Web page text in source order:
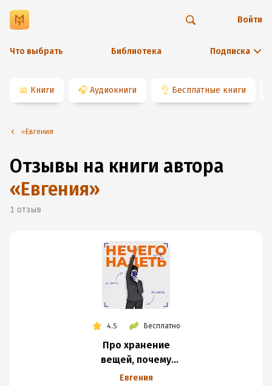
Что выбрать Библиотека Подписка
Войти
📖 Книги 🎧 Аудиокниги 👌 Бесплатные книги
⭐️Евгения
Отзывы на книги автора
«Евгения»
1 отзыв
4.5 Бесплатно
Про хранение
вещей, почему
стилист — это
Евгения